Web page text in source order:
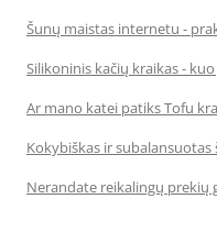
Šunų maistas internetu -
Silikoninis kačių kraikas -
Ar mano katei patiks Tofu
Kokybiškas ir subalansuotas
Nerandate reikalingų